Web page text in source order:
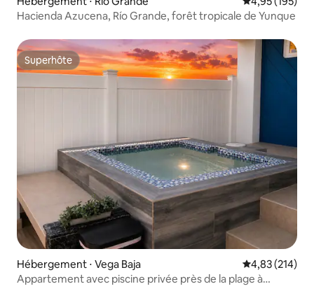
Hacienda Azucena, Río Grande, forêt tropicale de Yunque
Superhôte
Superhôte
Hébergement ⋅ Vega Baja Évaluation
4,83 (214)
Appartement avec piscine privée près de la plage à